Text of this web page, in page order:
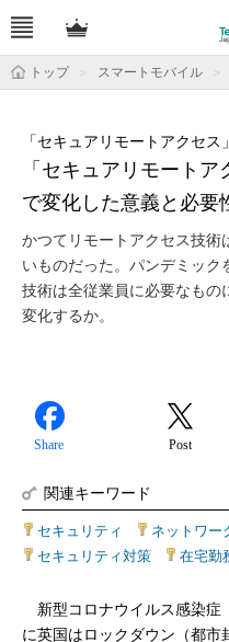
トップ スマートモバイル
「セキュアリモート
で変化した意義と必要
「セキュアリモートアクセス
かつてリモートアクセス技術
いものだった。パンデミック
技術は全従業員に必要なもの
変化するか。
Share Post
関連キーワード
セキュリティ ネットワー
セキュリティ対策
在宅勤
新型コロナウイルス感染症
に英国はロックダウン（都市